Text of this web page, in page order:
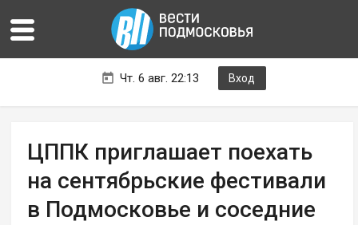
Чт. 6 авг. 22:13 Вход
ЦППК приглашает поехать
на сентябрьские фестивали
в Подмосковье и соседние